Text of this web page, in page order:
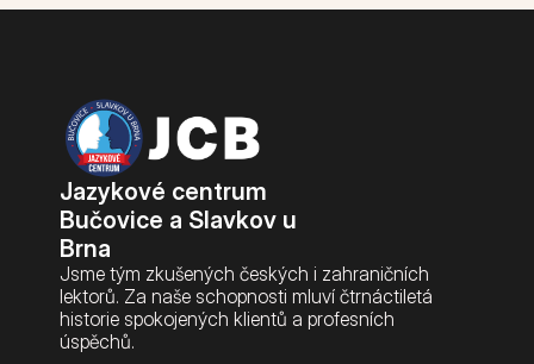
Pravidla výuky
Ceník a nabídka kurzů
Přihláška
Jazykové centrum
Bučovice a Slavkov u
Brna
Jsme tým zkušených českých i zahraničních
lektorů. Za naše schopnosti mluví čtrnáctiletá
historie spokojených klientů a profesních
úspěchů.